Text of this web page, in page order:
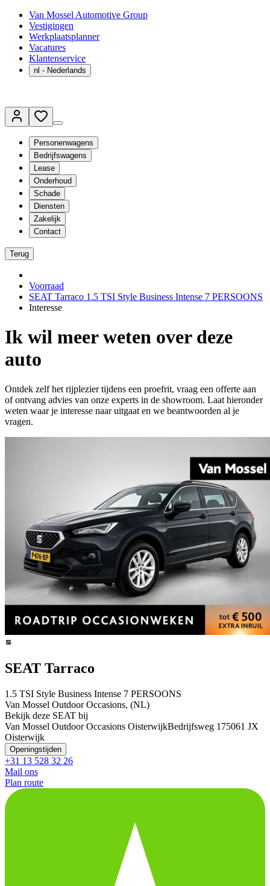
Van Mossel Automotive Group
Vestigingen
Werkplaatsplanner
Vacatures
Klantenservice
nl - Nederlands
Personenwagens
Bedrijfswagens
Lease
Onderhoud
Schade
Diensten
Zakelijk
Contact
Terug
Voorraad
SEAT Tarraco 1.5 TSI Style Business Intense 7 PERSOONS
Interesse
Ik wil meer weten over deze
auto
Ontdek zelf het rijplezier tijdens een proefrit, vraag een offerte aan
of ontvang advies van onze experts in de showroom. Laat hieronder
weten waar je interesse naar uitgaat en we beantwoorden al je
vragen.
SEAT Tarraco
1.5 TSI Style Business Intense 7 PERSOONS
Van Mossel Outdoor Occasions, (NL)
Bekijk deze SEAT bij
Van Mossel Outdoor Occasions OisterwijkBedrijfsweg 175061 JX
Oisterwijk
Openingstijden
+31 13 528 32 26
Mail ons
Plan route